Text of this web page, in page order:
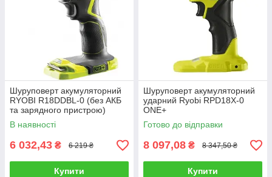
Шуруповерт акумуляторний
RYOBI R18DDBL-0 (без АКБ
та зарядного пристрою)
В наявності
6 032,43 ₴ 6 219 ₴
Купити
Шуруповерт акумуляторний
ударний Ryobi RPD18X-0
ONE+
Готово до відправки
8 097,08 ₴ 8 347,50 ₴
Купити